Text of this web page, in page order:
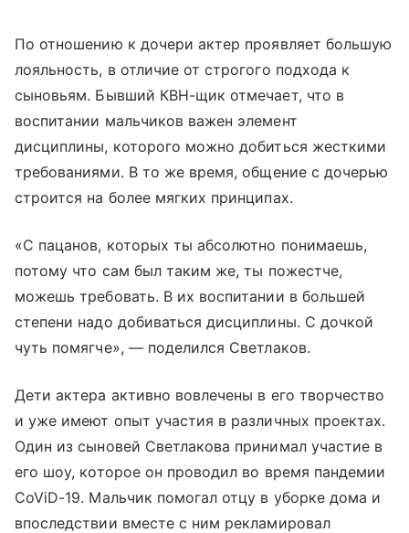
По отношению к дочери актер проявляет большую
лояльность, в отличие от строгого подхода к
сыновьям. Бывший КВН-щик отмечает, что в
воспитании мальчиков важен элемент
дисциплины, которого можно добиться жесткими
требованиями. В то же время, общение с дочерью
строится на более мягких принципах.
«С пацанов, которых ты абсолютно понимаешь,
потому что сам был таким же, ты пожестче,
можешь требовать. В их воспитании в большей
степени надо добиваться дисциплины. С дочкой
чуть помягче», — поделился Светлаков.
Дети актера активно вовлечены в его творчество
и уже имеют опыт участия в различных проектах.
Один из сыновей Светлакова принимал участие в
его шоу, которое он проводил во время пандемии
CoViD-19. Мальчик помогал отцу в уборке дома и
впоследствии вместе с ним рекламировал